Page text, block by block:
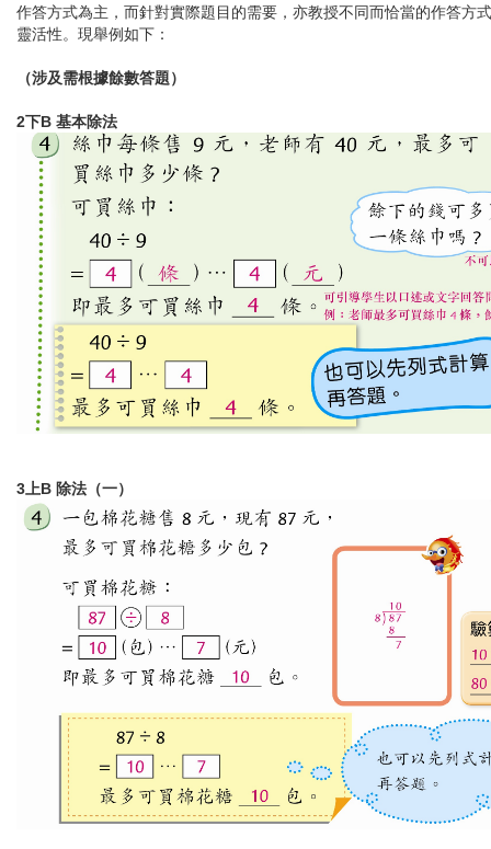
作答方式為主，而針對實際題目的需要，亦教授不同而恰當的作答方
靈活性。現舉例如下：
（涉及需根據餘數答題）
2下B 基本除法
3上B 除法（一）